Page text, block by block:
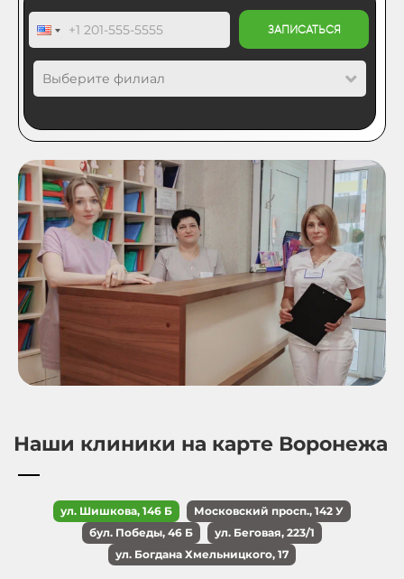
ЗАПИСАТЬСЯ
Выберите филиал
Наши клиники на карте Воронежа
ул. Шишкова, 146 Б
Московский просп., 142 У
бул. Победы, 46 Б
ул. Беговая, 223/1
ул. Богдана Хмельницкого, 17